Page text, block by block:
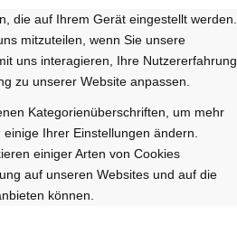
die auf Ihrem Gerät eingestellt werden.
mitzuteilen, wenn Sie unsere
uns interagieren, Ihre Nutzererfahrung
zu unserer Website anpassen.
Kategorienüberschriften, um mehr
Ihrer Einstellungen ändern.
einiger Arten von Cookies
auf unseren Websites und auf die
können.